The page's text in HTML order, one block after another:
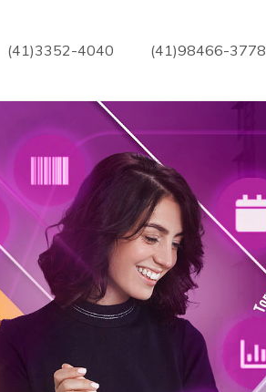
(41)3352-4040 (41)98466-3778